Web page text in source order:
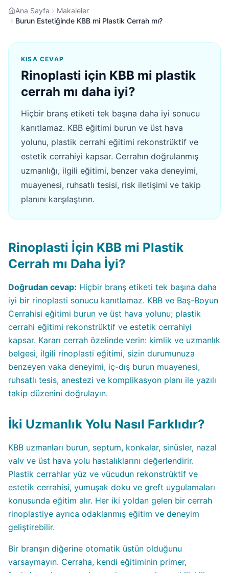
Ana Sayfa
Makaleler
Burun Estetiğinde KBB mi Plastik Cerrah mı?
KISA CEVAP
Rinoplasti için KBB mi plastik
cerrah mı daha iyi?
Hiçbir branş etiketi tek başına daha iyi sonucu
kanıtlamaz. KBB eğitimi burun ve üst hava
yolunu, plastik cerrahi eğitimi rekonstrüktif ve
estetik cerrahiyi kapsar. Cerrahın doğrulanmış
uzmanlığı, ilgili eğitimi, benzer vaka deneyimi,
muayenesi, ruhsatlı tesisi, risk iletişimi ve takip
planını karşılaştırın.
Rinoplasti İçin KBB mi Plastik
Cerrah mı Daha İyi?
Doğrudan cevap: Hiçbir branş etiketi tek başına daha
iyi bir rinoplasti sonucu kanıtlamaz. KBB ve Baş-Boyun
Cerrahisi eğitimi burun ve üst hava yolunu; plastik
cerrahi eğitimi rekonstrüktif ve estetik cerrahiyi
kapsar. Kararı cerrah özelinde verin: kimlik ve uzmanlık
belgesi, ilgili rinoplasti eğitimi, sizin durumunuza
benzeyen vaka deneyimi, iç-dış burun muayenesi,
ruhsatlı tesis, anestezi ve komplikasyon planı ile yazılı
takip düzenini doğrulayın.
İki Uzmanlık Yolu Nasıl Farklıdır?
KBB uzmanları burun, septum, konkalar, sinüsler, nazal
valv ve üst hava yolu hastalıklarını değerlendirir.
Plastik cerrahlar yüz ve vücudun rekonstrüktif ve
estetik cerrahisi, yumuşak doku ve greft uygulamaları
konusunda eğitim alır. Her iki yoldan gelen bir cerrah
rinoplastiye ayrıca odaklanmış eğitim ve deneyim
geliştirebilir.
Bir branşın diğerine otomatik üstün olduğunu
varsaymayın. Cerraha, kendi eğitiminin primer,